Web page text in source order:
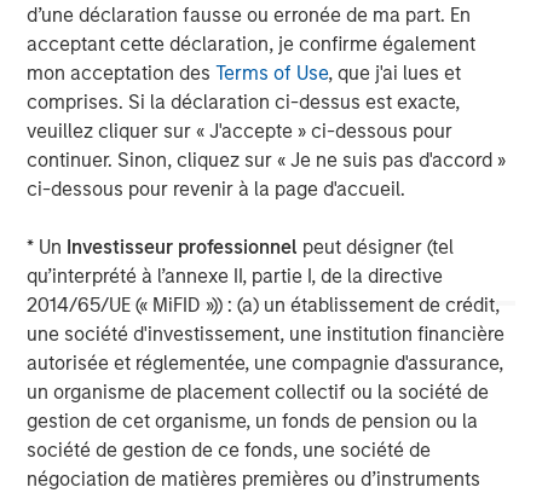
d’une déclaration fausse ou erronée de ma part. En
acceptant cette déclaration, je confirme également
mon acceptation desTerms of Use, que j'ai lues et
comprises. Si la déclaration ci-dessus est exacte,
veuillez cliquer sur « J'accepte » ci-dessous pour
continuer. Sinon, cliquez sur « Je ne suis pas d'accord »
ci-dessous pour revenir à la page d'accueil.
* Un Investisseur professionnel peut désigner (tel
qu’interprété à l’annexe II, partie I, de la directive
2014/65/UE (« MiFID »)) : (a) un établissement de crédit,
une société d'investissement, une institution financière
autorisée et réglementée, une compagnie d'assurance,
un organisme de placement collectif ou la société de
gestion de cet organisme, un fonds de pension ou la
société de gestion de ce fonds, une société de
négociation de matières premières ou d’instruments
This material may be translated into other languages. Where
such a translation is made this English version remains definitive.
If there are any discrepancies between the English version and
any version of this material in another language, the English
version shall prevail.
The whole or any part of this material may not be directly or
indirectly reproduced, copied, modified, used to create a
derivative work, performed, displayed, published, posted,
written consent. This material may not be linked to unless such
hyperlink is for personal and non-commercial use. All
information contained herein is proprietary and is protected
under copyright and other applicable law. Eaton Vance is part of
Morgan Stanley Investment Management. Morgan Stanley
Investment Management is the asset management division of
Morgan Stanley.
DISTRIBUTION
This material is only intended for and will only be distributed to
persons resident in jurisdictions where such distribution or
availability would not be contrary to local laws or regulations.